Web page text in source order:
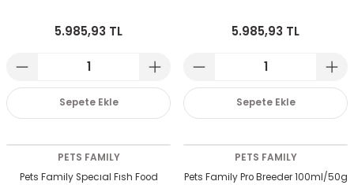
5.985,93 TL
Sepete Ekle
5.985,93 TL
Sepete Ekle
PETS FAMILY
Pets Family Specıal Fısh Food
PETS FAMILY
Pets Family Pro Breeder 100ml/50g